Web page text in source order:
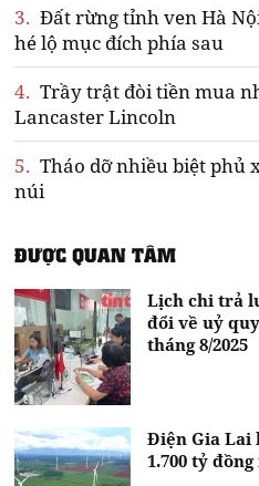
3. Đất rừng tỉnh ven Hà
hé lộ mục đích phía sau
4. Trầy trật đòi tiền mua
Lancaster Lincoln
5. Tháo dỡ nhiều biệt phủ
núi
ĐƯỢC QUAN TÂM
Lịch chi trả
đổi về uỷ
tháng 8/2025
Điện Gia Lai
1.700 tỷ